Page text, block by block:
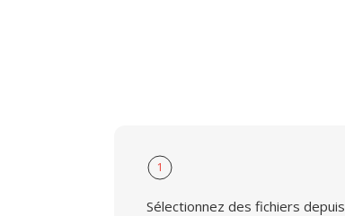
1
Sélectionnez des fichiers depuis